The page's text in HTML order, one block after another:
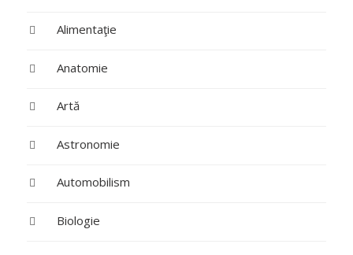
Alimentaţie
Anatomie
Artă
Astronomie
Automobilism
Biologie